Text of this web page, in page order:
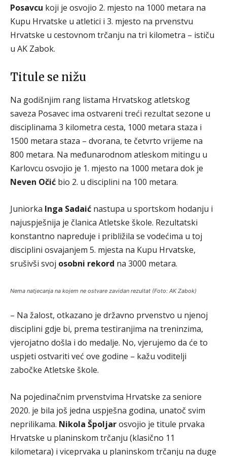
Posavcu koji je osvojio 2. mjesto na 1000 metara na
Kupu Hrvatske u atletici i 3. mjesto na prvenstvu
Hrvatske u cestovnom trčanju na tri kilometra – ističu
u AK Zabok.
Titule se nižu
Na godišnjim rang listama Hrvatskog atletskog
saveza Posavec ima ostvareni treći rezultat sezone u
disciplinama 3 kilometra cesta, 1000 metara staza i
1500 metara staza – dvorana, te četvrto vrijeme na
800 metara. Na međunarodnom atleskom mitingu u
Karlovcu osvojio je 1. mjesto na 1000 metara dok je
Neven Očić bio 2. u disciplini na 100 metara.
Juniorka Inga Sadaić nastupa u sportskom hodanju i
najuspješnija je članica Atletske škole. Rezultatski
konstantno napreduje i približila se vodećima u toj
disciplini osvajanjem 5. mjesta na Kupu Hrvatske,
srušivši svoj osobni rekord na 3000 metara.
Nema natjecanja na kojem ne ostvare zavidan rezultat (Foto: AK Zabok)
– Na žalost, otkazano je državno prvenstvo u njenoj
disciplini gdje bi, prema testiranjima na treninzima,
vjerojatno došla i do medalje. No, vjerujemo da će to
uspjeti ostvariti već ove godine – kažu voditelji
zabočke Atletske škole.
Na pojedinačnim prvenstvima Hrvatske za seniore
2020. je bila još jedna uspješna godina, unatoč svim
neprilikama. Nikola Špoljarosvojio je titule prvaka
Hrvatske u planinskom trčanju (klasično 11
kilometara) i viceprvaka u planinskom trčanju na duge